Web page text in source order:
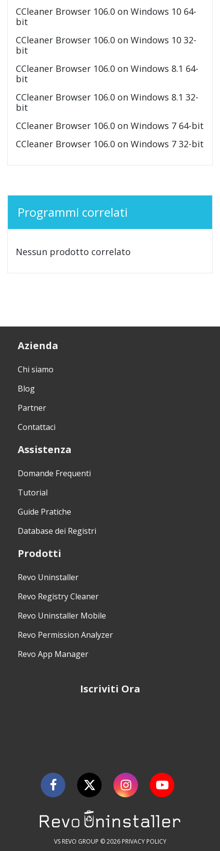
CCleaner Browser 106.0 on Windows 10 64-
bit
CCleaner Browser 106.0 on Windows 10 32-
bit
CCleaner Browser 106.0 on Windows 8.1 64-
bit
CCleaner Browser 106.0 on Windows 8.1 32-
bit
CCleaner Browser 106.0 on Windows 7 64-bit
CCleaner Browser 106.0 on Windows 7 32-bit
Programmi correlati
Nessun prodotto correlato
Azienda
Chi siamo
Blog
Partner
Contattaci
Assistenza
Domande Frequenti
Tutorial
Guide Pratiche
Database dei Registri
Prodotti
Revo Uninstaller
Revo Registry Cleaner
Revo Uninstaller Mobile
Revo Permission Analyzer
Revo App Manager
Iscriviti Ora
VS REVO GROUP © 2026 PRIVACY POLICY